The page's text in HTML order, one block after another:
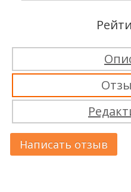
Написать отзыв